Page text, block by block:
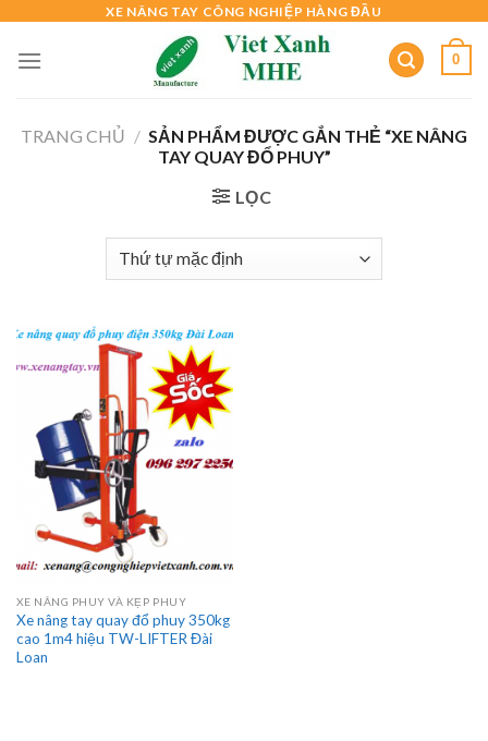
content
XE NÂNG TAY CÔNG NGHIỆP HÀNG ĐẦU
0
TRANG CHỦ / SẢN PHẨM ĐƯỢC GẮN THẺ “XE NÂNG
TAY QUAY ĐỔ PHUY”
LỌC
XE NÂNG PHUY VÀ KẸP PHUY
Xe nâng tay quay đổ phuy 350kg
cao 1m4 hiệu TW-LIFTER Đài
Loan